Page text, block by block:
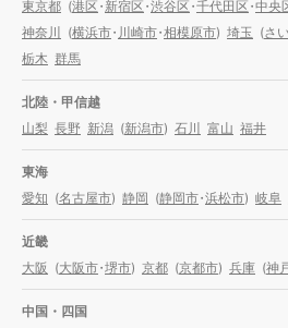
東京都 (港区・新宿区・渋谷区・千代田区・中央
神奈川
(横浜市・川崎市・相模原市) 埼玉 (さ
栃木 群馬
北陸・甲信越
山梨 長野 新潟 (新潟市) 石川 富山 福井
東海
愛知 (名古屋市) 静岡 (静岡市・浜松市) 岐阜
近畿
大阪 (大阪市・堺市) 京都 (京都市) 兵庫 (神
中国・四国